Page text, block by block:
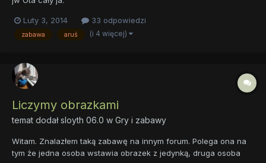
Luty 3, 2014 33 odpowiedzi
zabawa aruś (i 4 więcej)
Liczymy obrazkami
temat dodałsloyth 06.0 w Gry i zabawy
Witam. Znalazłem taką zabawę na innym forum. Polega ona na
tym że jedna osoba wstawia obrazek z jedynką, druga osoba